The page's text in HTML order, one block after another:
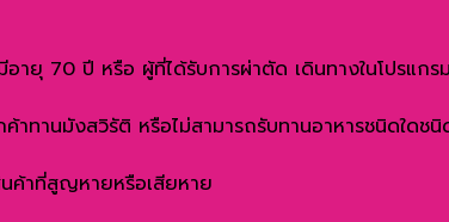
70 ปี หรือ ผู้ที่ได้รับการผ่าตัด เดินทางในโปรแกรม
าทานมังสวิรัติ หรือไม่สามารถรับทานอาหารชนิดใด
นค้าที่สูญหายหรือเสียหาย